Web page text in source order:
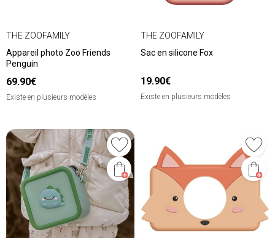
THE ZOOFAMILY
Appareil photo Zoo Friends
Penguin
69.90€
Existe en plusieurs modèles
THE ZOOFAMILY
Sac en silicone Fox
19.90€
Existe en plusieurs modèles